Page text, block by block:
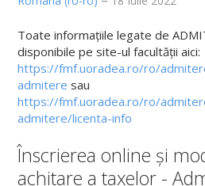
Departamente
Discipline Morfologice
Departamentul Discipline
Departamentul Discipline
Toate informațiile legate de
disponibile pe site-ul facultății aici:
https://fmf.uoradea.ro/ro/
admitere sau
https://fmf.uoradea.ro/ro/
admitere/licenta-info
Înscrierea online și
achitare a taxelor -